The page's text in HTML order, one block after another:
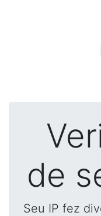
de
Seu IP fez